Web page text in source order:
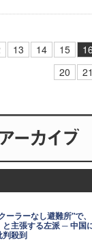
13 14 15 16
20
21
ーラーなし避難所"で
と主張する左派 ─ 中国
判殺到